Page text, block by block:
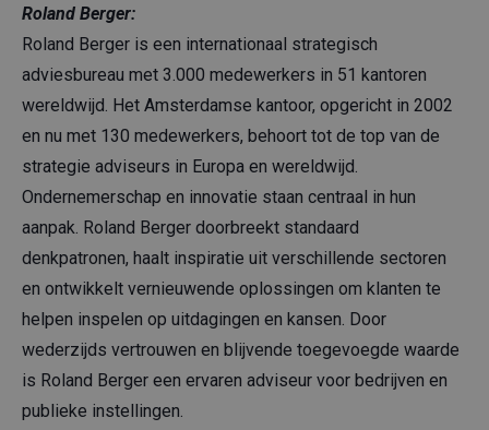
Roland Berger:
Roland Berger is een internationaal strategisch
adviesbureau met 3.000 medewerkers in 51 kantoren
wereldwijd. Het Amsterdamse kantoor, opgericht in 2002
en nu met 130 medewerkers, behoort tot de top van de
strategie adviseurs in Europa en wereldwijd.
Ondernemerschap en innovatie staan centraal in hun
aanpak. Roland Berger doorbreekt standaard
denkpatronen, haalt inspiratie uit verschillende sectoren
en ontwikkelt vernieuwende oplossingen om klanten te
helpen inspelen op uitdagingen en kansen. Door
wederzijds vertrouwen en blijvende toegevoegde waarde
is Roland Berger een ervaren adviseur voor bedrijven en
publieke instellingen.